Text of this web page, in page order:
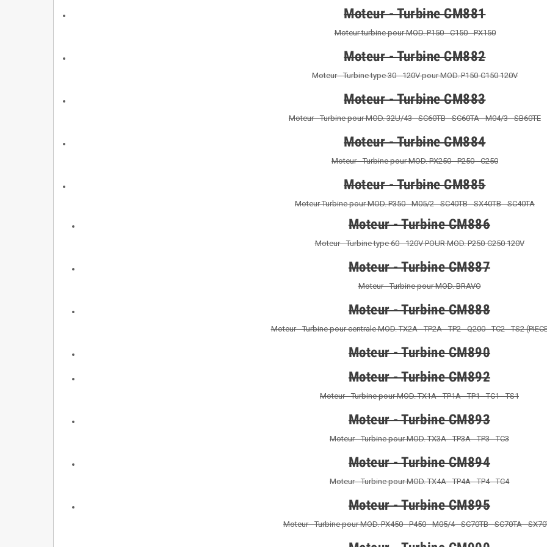
Moteur - Turbine CM881
Moteur turbine pour MOD. P150 - C150 - PX150
Moteur - Turbine CM882
Moteur - Turbine type 30 - 120V pour MOD. P150-C150 120V
Moteur - Turbine CM883
Moteur - Turbine pour MOD. 32U/43 - SC60TB - SC60TA - M04/3 - SB60TE
Moteur - Turbine CM884
Moteur - Turbine pour MOD. PX250 - P250 - C250
Moteur - Turbine CM885
Moteur Turbine pour MOD. P350 - M05/2 - SC40TB - SX40TB - SC40TA
Moteur - Turbine CM886
Moteur - Turbine type 60 - 120V POUR MOD. P250-C250 120V
Moteur - Turbine CM887
Moteur - Turbine pour MOD. BRAVO
Moteur - Turbine CM888
Moteur - Turbine pour centrale MOD. TX2A - TP2A - TP2 - Q200 - TC2 - TS2
Moteur - Turbine CM890
Moteur - Turbine CM892
Moteur - Turbine pour MOD. TX1A - TP1A - TP1 - TC1 - TS1
Moteur - Turbine CM893
Moteur - Turbine pour MOD. TX3A - TP3A - TP3 - TC3
Moteur - Turbine CM894
Moteur - Turbine pour MOD. TX4A - TP4A - TP4 - TC4
Moteur - Turbine CM895
Moteur - Turbine pour MOD. PX450 - P450 - M05/4 - SC70TB - SC70TA -